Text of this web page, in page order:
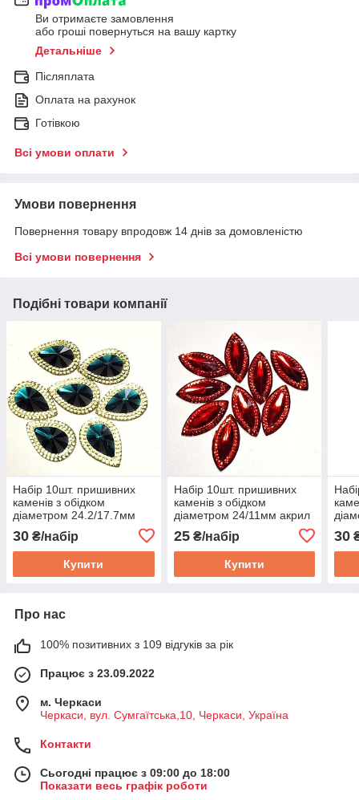
Ви отримаєте замовлення
або гроші повернуться на вашу картку
Детальніше
Післяплата
Оплата на рахунок
Готівкою
Всі умови оплати
Умови повернення
Повернення товару впродовж 14 днів за домовленістю
Всі умови повернення
Подібні товари компанії
Набір 10шт. пришивних
каменів з обідком
діаметром 24.2/17.7мм
акрил колір смарагдовий
30 ₴/набір
Купити
Набір 10шт. пришивних
каменів з обідком
діаметром 24/11мм акрил
25₴/набір
Купити
30
Про нас
100% позитивних з 109 відгуків за рік
Працює з 23.09.2022
м. Черкаси
Черкаси, вул. Сумгаїтська,10, Черкаси, Україна
Контакти
Сьогодні працює з 09:00 до 18:00
Показати весь графік роботи